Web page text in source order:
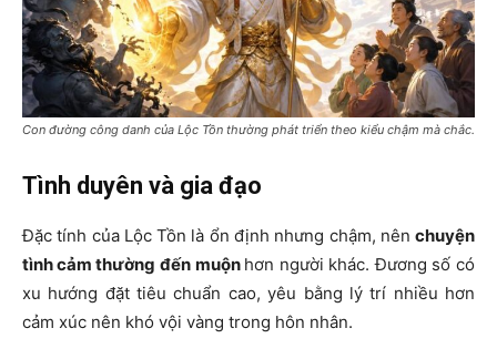
Con đường công danh của Lộc Tồn thường phát triển theo kiểu chậm mà chắc.
Tình duyên và gia đạo
Đặc tính của Lộc Tồn là ổn định nhưng chậm, nên chuyện
tình cảm thường đến muộn hơn người khác. Đương số có
xu hướng đặt tiêu chuẩn cao, yêu bằng lý trí nhiều hơn
cảm xúc nên khó vội vàng trong hôn nhân.